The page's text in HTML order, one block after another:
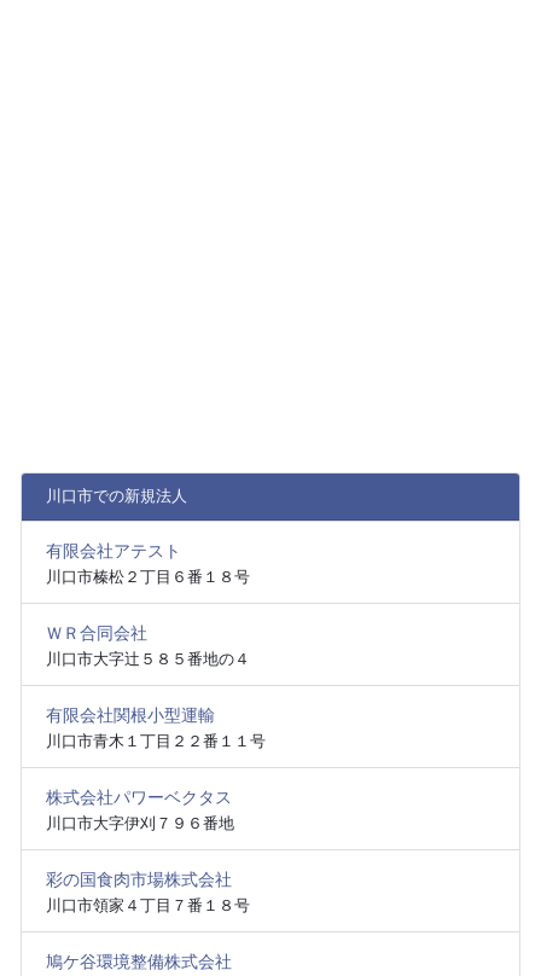
川口市での新規法人
有限会社アテスト
川口市榛松２丁目６番１８号
ＷＲ合同会社
川口市大字辻５８５番地の４
有限会社関根小型運輸
川口市青木１丁目２２番１１号
株式会社パワーベクタス
川口市大字伊刈７９６番地
彩の国食肉市場株式会社
川口市領家４丁目７番１８号
鳩ケ谷環境整備株式会社